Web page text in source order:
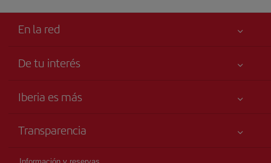
En la red
De tu interés
Tu seguridad es lo primero
Publicidad
Iberia es más
Talento a bordo
Grupo Iberia
Transparencia